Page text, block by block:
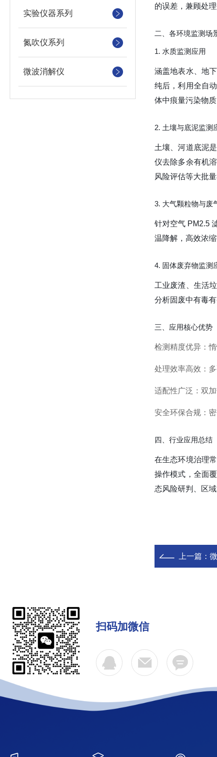
实验仪器系列
氮吹仪系列
微波消解仪
的误差，兼顾处
二、各环境监测场
1. 水质监测应用
涵盖地表水、地
纯后，利用全自
体中痕量污染物
2. 土壤与底泥监测
土壤、河道底泥
仪去除多余有机
风险评估等大批
3. 大气颗粒物与废
针对空气 PM2.5
温降解，高效浓
4. 固体废弃物监测
工业废渣、生活
分析固废中有毒
三、应用核心优势
检测精度优异 ：
处理效率高效 ：
适配性广泛 ：双
安全环保合规 ：
四、行业应用总结
在生态环境治理
操作模式，全面
态风险研判、区
上一篇：
扫码加微信